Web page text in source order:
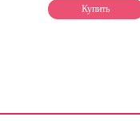
Купить